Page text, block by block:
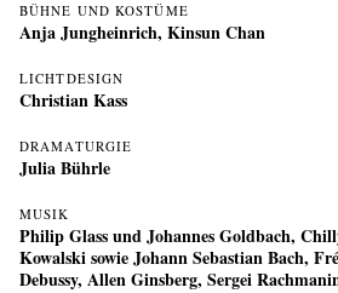
BÜHNE UND KOSTÜME
Anja Jungheinrich, Kinsun Chan
LICHTDESIGN
Christian Kass
DRAMATURGIE
Julia Bührle
MUSIK
Philip Glass und Johannes Goldbach,
Kowalski sowie Johann Sebastian Bach,
Debussy, Allen Ginsberg, Sergei